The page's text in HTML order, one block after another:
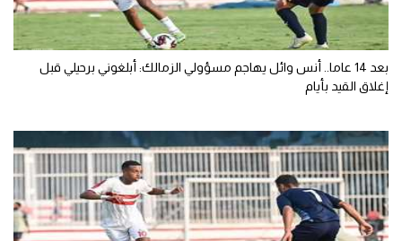
بعد 14 عاما.. أنس وائل يهاجم مسؤولي الزمالك: أبلغوني برحيلي قبل
إغلاق القيد بأيام